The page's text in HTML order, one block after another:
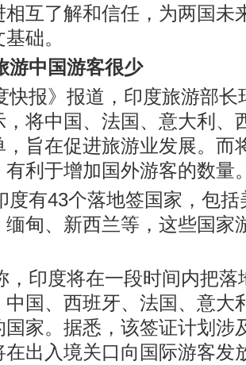
相互了解和信任，为两国未
础。
游中国游客很少
快报》报道，印度旅游部长
，将中国、法国、意大利、
，旨在促进旅游业发展。而
有利于增加国外游客的数量
度有43个落地签国家，包
缅甸、新西兰等，这些国家
，印度将在一段时间内把落
中国、西班牙、法国、意大
国家。据悉，该签证计划涉
在出入境关口向国际游客发